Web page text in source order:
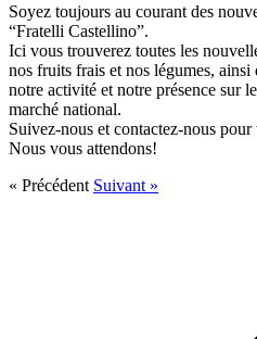
Soyez toujours au courant des
“Fratelli Castellino”.
Ici vous trouverez toutes les
nos fruits frais et nos légumes,
notre activité et notre présence sur
marché national.
Suivez-nous et contactez-nous
Nous vous attendons!
« Précédent Suivant »